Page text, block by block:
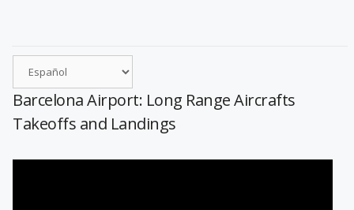
Barcelona Airport: Long Range Aircrafts
Takeoffs and Landings